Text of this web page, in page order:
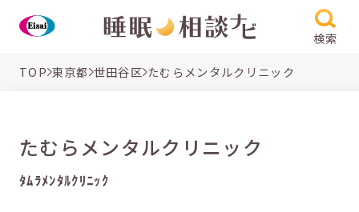
検索
TOP 東京都 世田谷区 たむらメンタルクリニック
たむらメンタルクリニック
ﾀﾑﾗﾒﾝﾀﾙｸﾘﾆｯｸ